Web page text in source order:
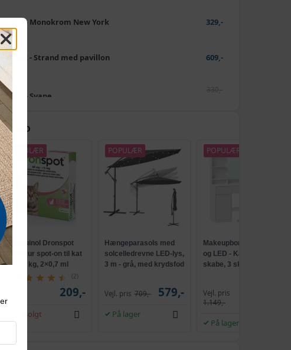
- 1 stk - Monokrom New York 329,-
- 1 stk - Strand med pavillon 609,-
1 stk - Svane
330,-
- 1 stk - Kirsebærblomst
x 100 cm - 1 stk - Skov
- 1 stk - Home Sweet Home
- 1 stk - Kirsebærblomst
- 1 stk - Verdenskort 569,-
- 1 stk - Svane
644,-
- 1 stk - Buddha
MED
POPULÆR
Vetoquinol Dronspot
ormekur spot-on til kat
- 2,5-5 kg, 2×0,7 ml
(2)
209,-
Udsolgt
POPULÆR
Hængeparasols med
solcelledrevne LED-lys,
3 m - grå, med krydsfod
Vejl. pris 709,- 579,-
På lager
POPULÆR
Makeupbord med spejl
og LED - Kailyn, 2
skabe, 3 skuffer, 5
uden værktøj - cloud
hvid
Vejl. pris
1.149,-
På lager